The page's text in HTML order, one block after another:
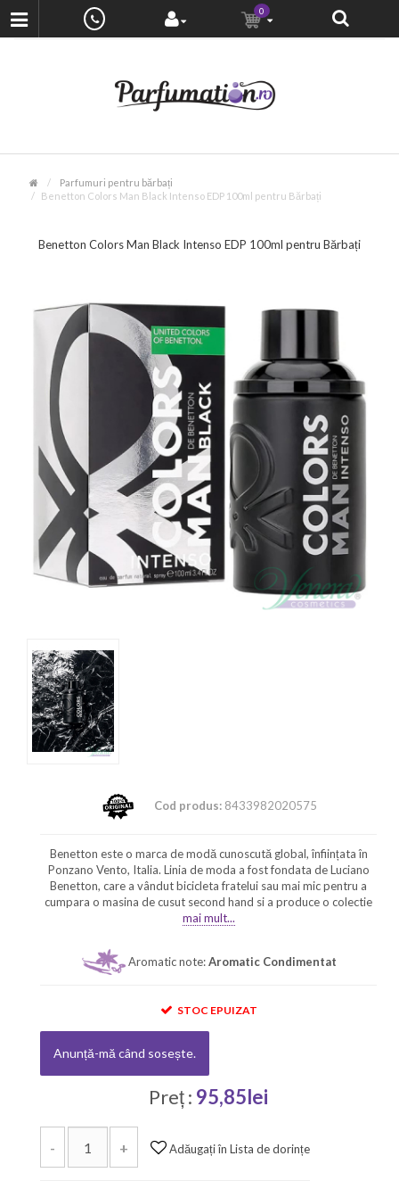
0
Parfumuri pentru bărbați
Benetton Colors Man Black Intenso EDP 100ml pentru Bărbați
Benetton Colors Man Black Intenso EDP 100ml pentru Bărbați
Cod produs:8433982020575
Benetton este o marca de modă cunoscută global, înființata în
Ponzano Vento, Italia. Linia de moda a fost fondata de Luciano
Benetton, care a vândut bicicleta fratelui sau mai mic pentru a
cumpara o masina de cusut second hand si a produce o colectie
mai mult...
Aromatic note:Aromatic Condimentat
STOC EPUIZAT
Anunță-mă când sosește.
Preț : 95,85lei
- + Adăugați în Lista de dorințe